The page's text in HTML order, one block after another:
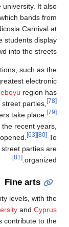
also
Rock 'n Cyprus
and organizes the
of the city, at
culture and the
other musical
Festival,
in the island.
of
of local bands
also seen
centres and
the region,
arts institutions at
of theNear
University . The